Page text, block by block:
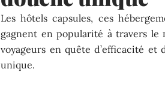
Les hôtels capsules, ces
gagnent en popularité à travers
voyageurs en quête d’efficacité et
unique.